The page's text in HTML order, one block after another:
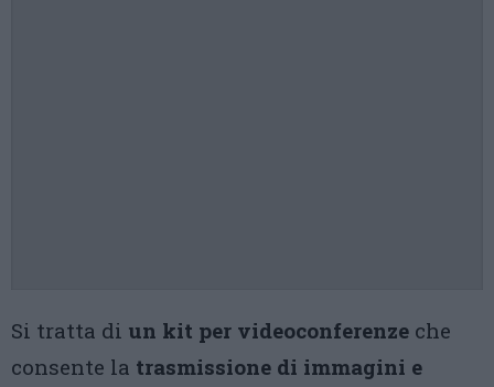
Si tratta di un kit per videoconferenze che
consente la trasmissione di immagini e